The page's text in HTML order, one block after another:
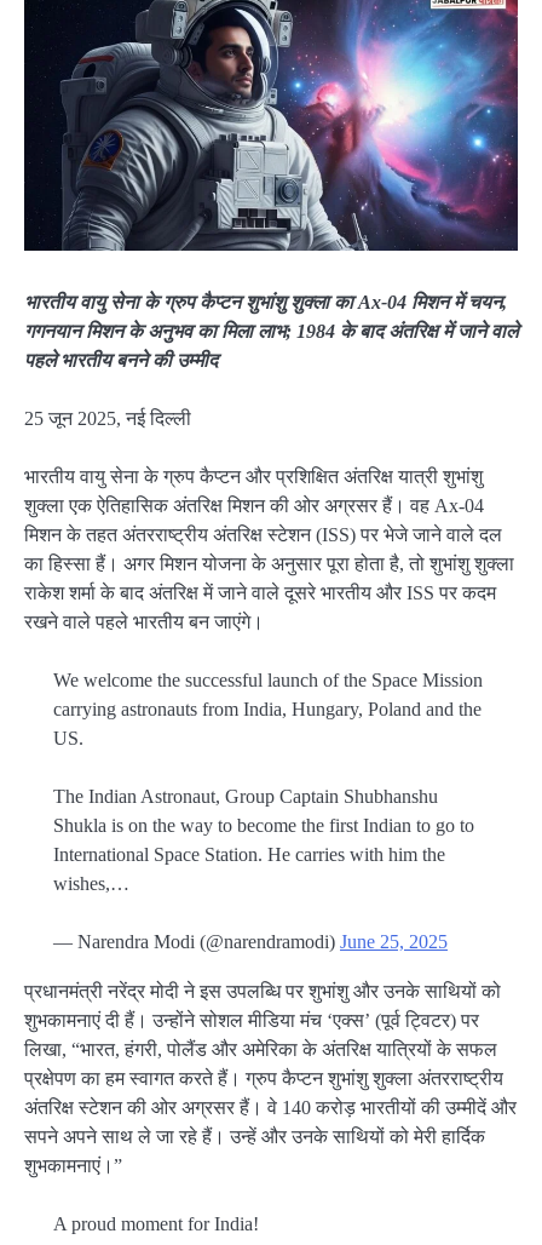
भारतीय वायु सेना के ग्रुप कैप्टन शुभांशु शुक्ला का Ax-04 मिशन में चयन,
गगनयान मिशन के अनुभव का मिला लाभ; 1984 के बाद अंतरिक्ष में जाने वाले
पहले भारतीय बनने की उम्मीद
25 जून 2025, नई दिल्ली
भारतीय वायु सेना के ग्रुप कैप्टन और प्रशिक्षित अंतरिक्ष यात्री शुभांशु
शुक्ला एक ऐतिहासिक अंतरिक्ष मिशन की ओर अग्रसर हैं। वह Ax-04
मिशन के तहत अंतरराष्ट्रीय अंतरिक्ष स्टेशन (ISS) पर भेजे जाने वाले दल
का हिस्सा हैं। अगर मिशन योजना के अनुसार पूरा होता है, तो शुभांशु शुक्ला
राकेश शर्मा के बाद अंतरिक्ष में जाने वाले दूसरे भारतीय और ISS पर कदम
रखने वाले पहले भारतीय बन जाएंगे।
We welcome the successful launch of the Space Mission
carrying astronauts from India, Hungary, Poland and the
US.
The Indian Astronaut, Group Captain Shubhanshu
Shukla is on the way to become the first Indian to go to
International Space Station. He carries with him the
wishes,…
— Narendra Modi (@narendramodi) June 25, 2025
प्रधानमंत्री नरेंद्र मोदी ने इस उपलब्धि पर शुभांशु और उनके साथियों को
शुभकामनाएं दी हैं। उन्होंने सोशल मीडिया मंच ‘एक्स’ (पूर्व ट्विटर) पर
लिखा, “भारत, हंगरी, पोलैंड और अमेरिका के अंतरिक्ष यात्रियों के सफल
प्रक्षेपण का हम स्वागत करते हैं। ग्रुप कैप्टन शुभांशु शुक्ला अंतरराष्ट्रीय
अंतरिक्ष स्टेशन की ओर अग्रसर हैं। वे 140 करोड़ भारतीयों की उम्मीदें और
सपने अपने साथ ले जा रहे हैं। उन्हें और उनके साथियों को मेरी हार्दिक
शुभकामनाएं।”
A proud moment for India!